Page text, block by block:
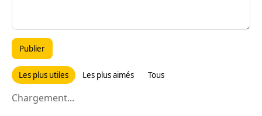
Publier
Les plus utiles Les plus aimés Tous
Chargement...